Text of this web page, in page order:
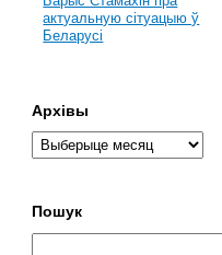
актуальную сітуацыю ў
Беларусі
Архівы
Пошук